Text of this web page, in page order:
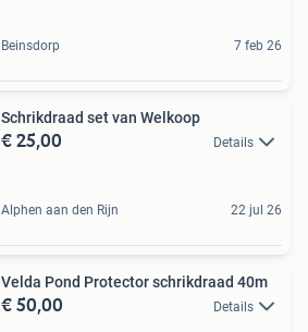
Beinsdorp 7 feb 26
Schrikdraad set van Welkoop
€ 25,00 Details
Alphen aan den Rijn 22 jul 26
Velda Pond Protector schrikdraad 40m
€ 50,00 Details